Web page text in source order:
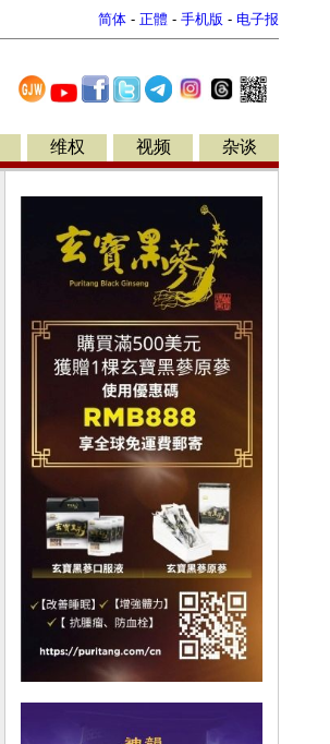
简体 - 正體 - 手机版 - 电子报
维权 视频 杂谈